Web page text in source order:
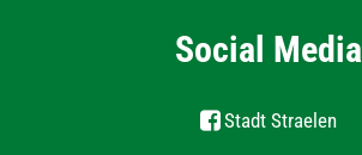
Social Media
Stadt Straelen